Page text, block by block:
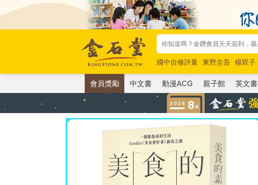
國中自修評量 東野圭吾 楊双子
唯紅花綻放
奧德賽 路邊攤新作
會員獎勵 中文書 動漫ACG 親子館 英文書